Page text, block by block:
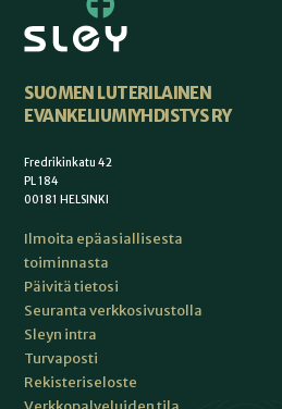
SUOMEN LUTERILAINEN
EVANKELIUMIYHDISTYS RY
Fredrikinkatu 42
PL 184
00181 HELSINKI
Ilmoita epäasiallisesta
toiminnasta
Päivitä tietosi
Seuranta verkkosivustolla
Sleyn intra
Turvaposti
Rekisteriseloste